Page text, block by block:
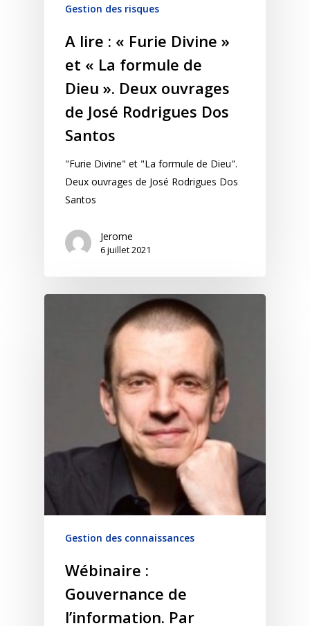
Gestion des risques
A lire : « Furie Divine »
et « La formule de
Dieu ». Deux ouvrages
de José Rodrigues Dos
Santos
"Furie Divine" et "La formule de Dieu".
Deux ouvrages de José Rodrigues Dos
Santos
Jerome
6 juillet 2021
Gestion des connaissances
Wébinaire :
Gouvernance de
l’information. Par